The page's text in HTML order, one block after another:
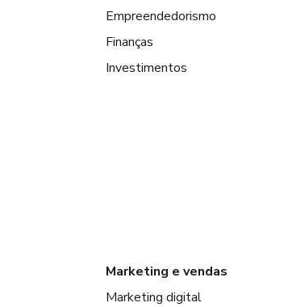
Empreendedorismo
Finanças
Investimentos
Marketing e vendas
Marketing digital